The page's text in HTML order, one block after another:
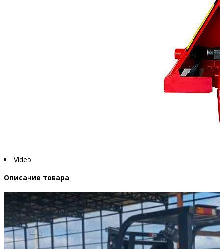
Video
Описание товара